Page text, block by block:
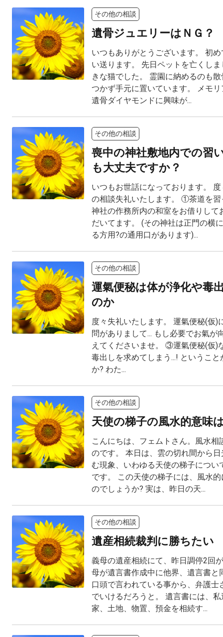
その他の相談
遺骨ジュエリーはＮＧ？
いつもありがとうございます。 初
い送ります。 先日ペットを亡くし
きな猫でした。 霊園に納めるのも
つかず手元に置いています。 メモ
遺骨ダイヤモンドに興味が...
その他の相談
喪中の神社敷地内での習
も大丈夫ですか？
いつもお世話になっております。
の相談失礼いたします。 ①茶道を習
神社の作務所内の和室をお借りして
だいてます。 (その神社は正門の横
る方用?の通用口があります)...
その他の相談
運氣便秘は体が浄化や毒
のか
度々失礼いたします。 運氣便秘(仮)
問がありまして... もし必要でお氣が
えてくださいませ。 ③運氣便秘(仮)
毒出しを求めてしまう...! というこ
か? わた...
その他の相談
天使の梯子の風水的意味
こんにちは、フェムトさん。風水相
のです。 本日は、雲の切れ間から
む現象、いわゆる天使の梯子につい
です。 この天使の梯子には、風水
のでしょうか? 実は、昨日の天...
その他の相談
遺産相続裁判に勝ちたい
義母の遺産相続にて、昨日調停2回
母が遺言書作成中に他界、遺言書と
口頭で言われている事から、弁護士
でいけるだろうと。 遺言書には、
家、土地、物置、預金を相続す...